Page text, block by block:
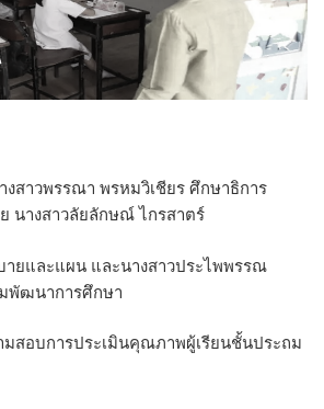
งสาวพรรณา พรหมวิเชียร ศึกษาธิการ
นางสาวลัยลักษณ์ ไกรสาตร์
ายและแผน และนางสาวประไพพรรณ
พัฒนาการศึกษา
มสอบการประเมินคุณภาพผู้เรียนชั้นประถม